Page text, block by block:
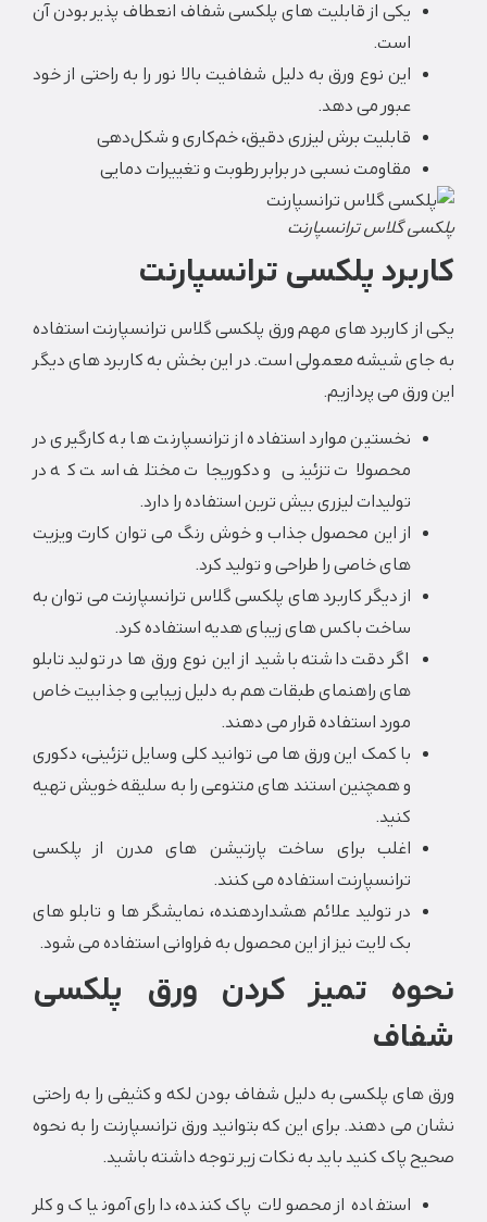
یکی از قابلیت های پلکسی شفاف انعطاف پذیر بودن آن
این نوع ورق به دلیل شفافیت بالا نور را به راحتی از خود
عبور می دهد.
قابلیت برش لیزری دقیق، خم‌کاری و شکل‌دهی
مقاومت نسبی در برابر رطوبت و تغییرات دمایی
گلاس ترانسپارنت
پلکسی ترانسپارنت
کاربرد های مهم ورق پلکسی گلاس ترانسپارنت استفاده
شیشه معمولی است. در این بخش به کاربرد های دیگر
می پردازیم.
نخستین موارد استفاده از ترانسپارنت ها به کارگیری در
محصولات تزئینی و دکوریجات مختلف است که در
تولیدات لیزری بیش‌ ترین استفاده را دارد.
از این محصول جذاب و خوش رنگ می توان کارت ویزیت
های خاصی را طراحی و تولید کرد.
از دیگر کاربرد های پلکسی گلاس ترانسپارنت می توان به
ساخت باکس های زیبای هدیه استفاده کرد.
اگر دقت داشته باشید از این نوع ورق ها در تولید تابلو
های راهنمای طبقات هم به دلیل زیبایی و جذابیت خاص
مورد استفاده قرار می دهند.
با کمک این ورق ها می توانید کلی وسایل تزئینی، دکوری
و همچنین استند های متنوعی را به سلیقه خویش تهیه
اغلب برای ساخت پارتیشن های مدرن از پلکسی
ترانسپارنت استفاده می کنند.
در تولید علائم هشداردهنده، نمایشگر ها و تابلو های
بک لایت نیز از این محصول به فراوانی استفاده می شود.
تمیز کردن ورق پلکسی
پلکسی به دلیل شفاف بودن لکه و کثیفی را به راحتی
دهند. برای این که بتوانید ورق ترانسپارنت را به نحوه
پاک کنید باید به نکات زیر توجه داشته باشید.
استفاده از محصولات پاک کننده، دارای آمونیاک و کلر